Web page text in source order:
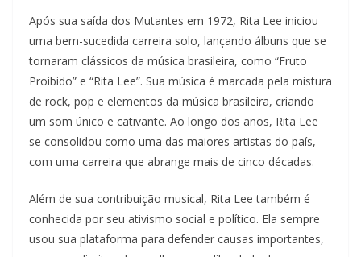
Após sua saída dos Mutantes em 1972, Rita Lee iniciou
uma bem-sucedida carreira solo, lançando álbuns que se
tornaram clássicos da música brasileira, como “Fruto
Proibido” e “Rita Lee”. Sua música é marcada pela mistura
de rock, pop e elementos da música brasileira, criando
um som único e cativante. Ao longo dos anos, Rita Lee
se consolidou como uma das maiores artistas do país,
com uma carreira que abrange mais de cinco décadas.
Além de sua contribuição musical, Rita Lee também é
conhecida por seu ativismo social e político. Ela sempre
usou sua plataforma para defender causas importantes,